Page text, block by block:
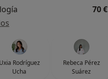
70 €
Uxia Rodríguez
Ucha
Rebeca Pérez
Suárez